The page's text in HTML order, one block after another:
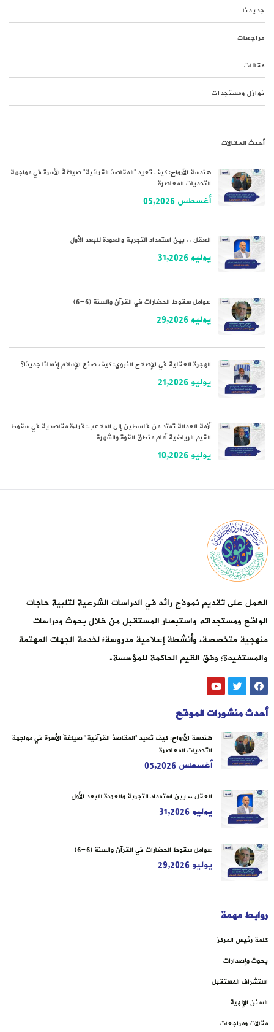
جديدنا
مراجعات
مقالات
نوازل ومستجدات
أحدث المقالات
هندسة الأرواح: كيف تُعيد “المقاصدُ القرآنية” صياغةَ الأسرة في مواجهة
التحديات المعاصرة
أغسطس 05,2026
العقل .. بين استمداد التجربة والعودة للبعد الأول
يوليو 31,2026
عوامل سقوط الحضارات في القرآن والسنة (6-6)
يوليو 29,2026
الهجرة العقلية في الإصلاح النبوي: كيف صنع الإسلام إنسانًا جديدًا؟
يوليو 21,2026
أزمة العدالة تمتد من فلسطين إلى الملاعب: قراءة مقاصدية في سقوط
القيم الرياضية أمام منطق القوة والشهرة
يوليو 10,2026
العمل على تقديم نموذج رائد في الدراسات الشرعية لتلبية حاجات
الواقع ومستجداته واستبصار المستقبل من خلال بحوث ودراسات
منهجية متخصصة، وأنشطة إعلامية مدروسة؛ لخدمة الجهات المهتمة
والمستفيدة؛ وفق القيم الحاكمة للمؤسسة.
أحدث منشورات الموقع
هندسة الأرواح: كيف تُعيد “المقاصدُ القرآنية” صياغةَ الأسرة في مواجهة
التحديات المعاصرة
أغسطس 05,2026
العقل .. بين استمداد التجربة والعودة للبعد الأول
يوليو 31,2026
عوامل سقوط الحضارات في القرآن والسنة (6-6)
يوليو 29,2026
روابط مهمة
كلمة رئيس المركز
بحوث وإصدارات
استشراف المستقبل
السنن الإلهية
مقالات ومراجعات